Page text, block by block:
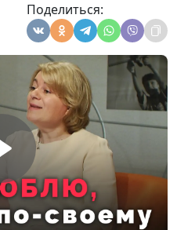
Поделиться:
Айгуль Иншакова,
психолог
Юлия Синицына,
Айгуль Иншакова,
психолог
#306
Юлия Синицына,
Айгуль Иншакова,
психолог
#305
Синицына,
Иншакова,